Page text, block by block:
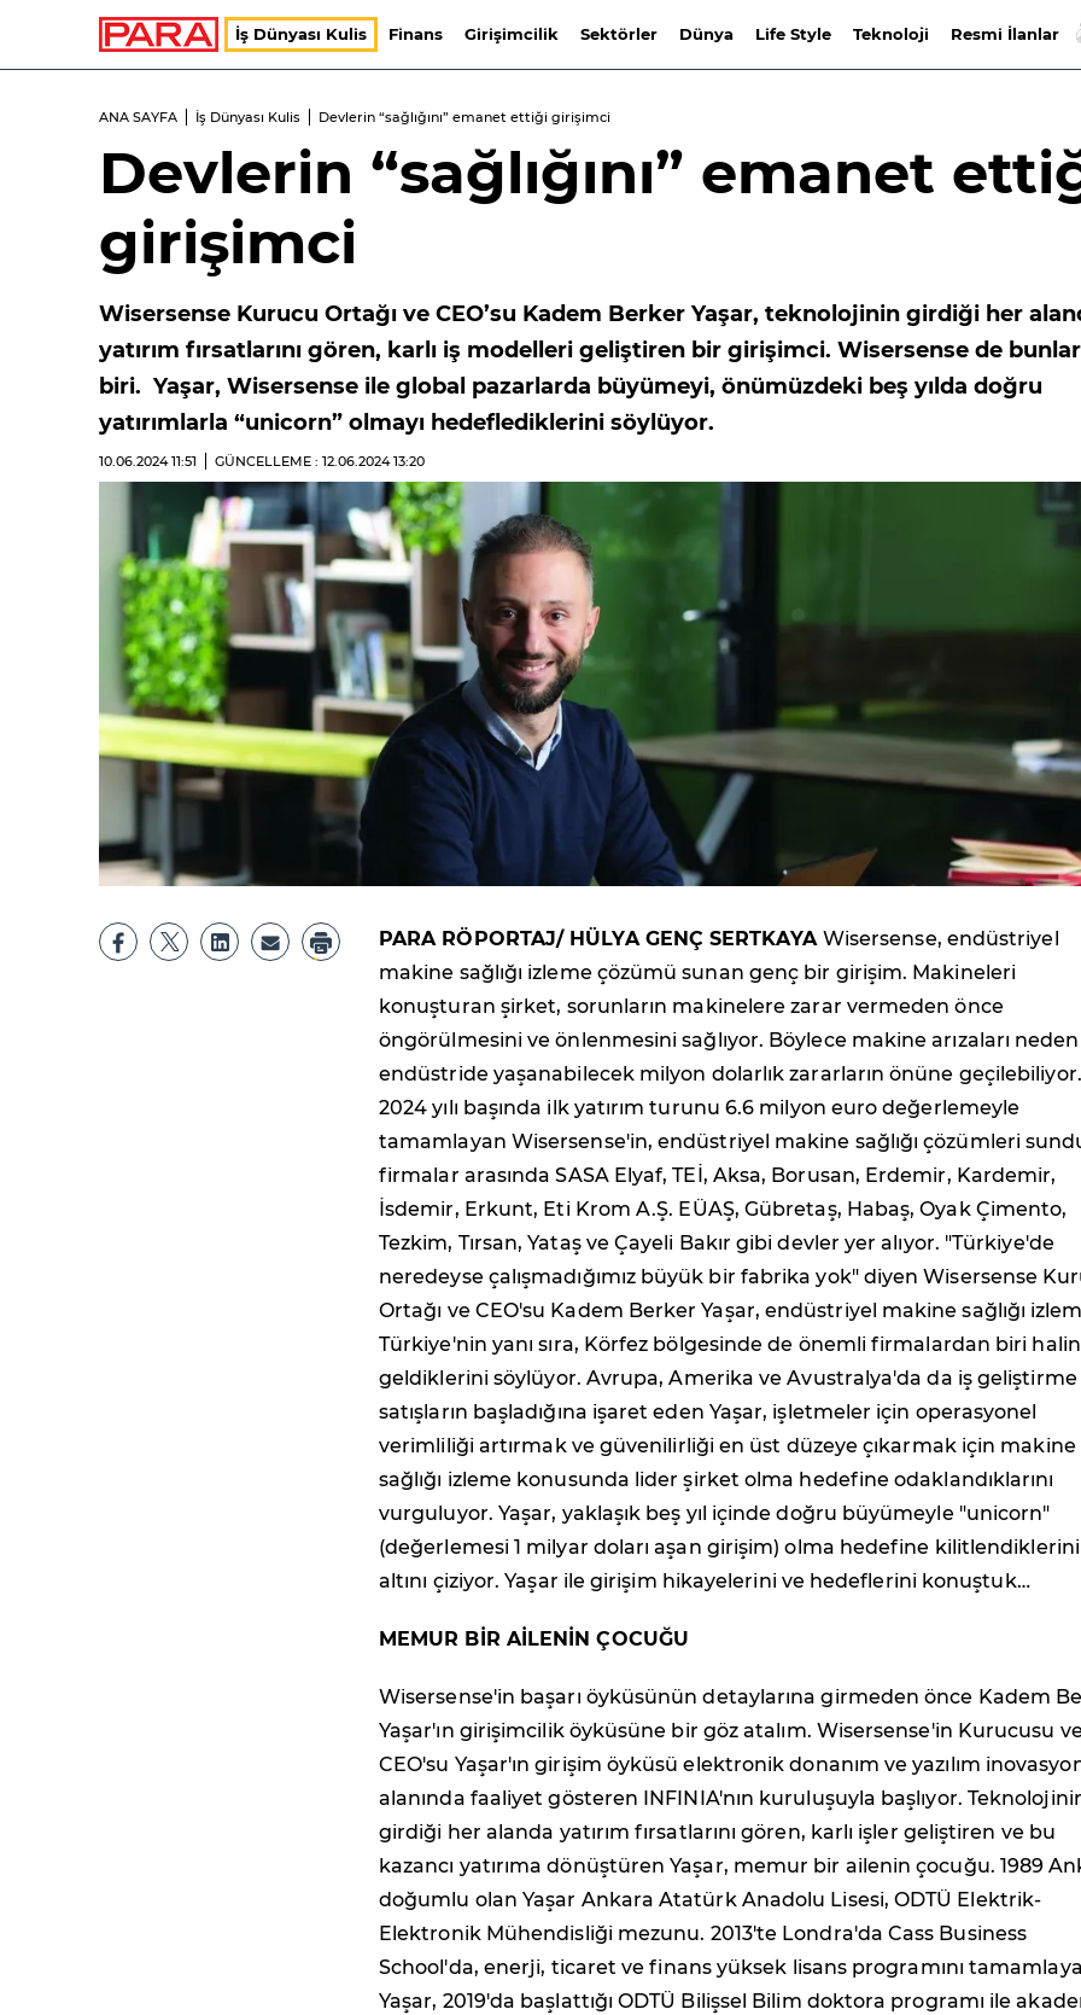
İş Dünyası Kulis Finans Girişimcilik Sektörler Dünya Life Style Teknoloji Resmi İlanlar
ANA SAYFA İş Dünyası Kulis Devlerin “sağlığını” emanet ettiği girişimci
Devlerin “sağlığını” emanet
girişimci
Wisersense Kurucu Ortağı ve CEO’su Kadem Berker Yaşar, teknolojinin girdiği her
yatırım fırsatlarını gören, karlı iş modelleri geliştiren bir girişimci. Wisersense de
biri. Yaşar, Wisersense ile global pazarlarda büyümeyi, önümüzdeki beş yılda doğru
yatırımlarla “unicorn” olmayı hedeflediklerini söylüyor.
10.06.202411:51 GÜNCELLEME : 12.06.202413:20
PARA RÖPORTAJ/ HÜLYA GENÇ SERTKAYA Wisersense, endüstriyel
makine sağlığı izleme çözümü sunan genç bir girişim. Makineleri
konuşturan şirket, sorunların makinelere zarar vermeden önce
öngörülmesini ve önlenmesini sağlıyor. Böylece makine arızaları
endüstride yaşanabilecek milyon dolarlık zararların önüne geçilebiliyor.
2024 yılı başında ilk yatırım turunu 6.6 milyon euro değerlemeyle
tamamlayan Wisersense'in, endüstriyel makine sağlığı çözümleri
firmalar arasında SASA Elyaf, TEİ, Aksa, Borusan, Erdemir, Kardemir,
İsdemir, Erkunt, Eti Krom A.Ş. EÜAŞ, Gübretaş, Habaş, Oyak Çimento,
Tezkim, Tırsan, Yataş ve Çayeli Bakır gibi devler yer alıyor. "Türkiye'de
neredeyse çalışmadığımız büyük bir fabrika yok" diyen Wisersense
Ortağı ve CEO'su Kadem Berker Yaşar, endüstriyel makine sağlığı
Türkiye'nin yanı sıra, Körfez bölgesinde de önemli firmalardan biri
geldiklerini söylüyor. Avrupa, Amerika ve Avustralya'da da iş geliştirme
satışların başladığına işaret eden Yaşar, işletmeler için operasyonel
verimliliği artırmak ve güvenilirliği en üst düzeye çıkarmak için makine
sağlığı izleme konusunda lider şirket olma hedefine odaklandıklarını
vurguluyor. Yaşar, yaklaşık beş yıl içinde doğru büyümeyle "unicorn"
(değerlemesi 1 milyar doları aşan girişim) olma hedefine
altını çiziyor. Yaşar ile girişim hikayelerini ve hedeflerini konuştuk…
MEMUR BİR AİLENİN ÇOCUĞU
Wisersense'in başarı öyküsünün detaylarına girmeden önce Kadem
Yaşar'ın girişimcilik öyküsüne bir göz atalım. Wisersense'in Kurucusu ve
CEO'su Yaşar'ın girişim öyküsü elektronik donanım ve yazılım
alanında faaliyet gösteren INFINIA'nın kuruluşuyla başlıyor.
girdiği her alanda yatırım fırsatlarını gören, karlı işler geliştiren ve bu
kazancı yatırıma dönüştüren Yaşar, memur bir ailenin çocuğu. 1989
doğumlu olan Yaşar Ankara Atatürk Anadolu Lisesi, ODTÜ Elektrik-
Elektronik Mühendisliği mezunu. 2013'te Londra'da Cass Business
School'da, enerji, ticaret ve finans yüksek lisans programını
Yaşar, 2019'da başlattığı ODTÜ Bilişsel Bilim doktora programı ile